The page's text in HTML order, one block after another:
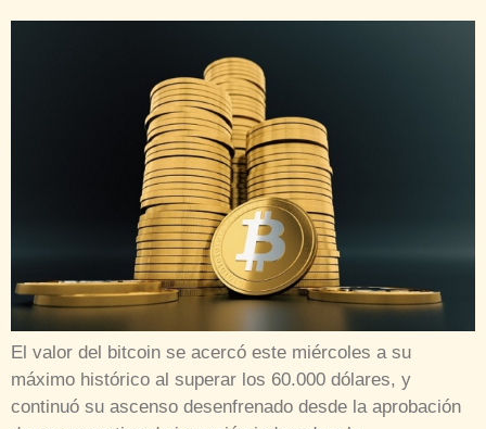
El valor del bitcoin se acercó este miércoles a su
máximo histórico al superar los 60.000 dólares, y
continuó su ascenso desenfrenado desde la aprobación